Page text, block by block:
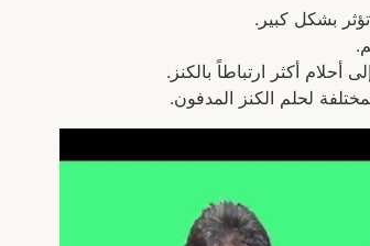
تؤثر بشكل كبير.
أحلام أكثر ارتباطاً بالكنز.
لحلم الكنز المدفون.